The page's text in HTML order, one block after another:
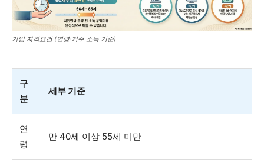
가입 자격요건 (연령·거주·소득 기준)
구
분
세부 기준
연
령
만 40세 이상 55세 미만